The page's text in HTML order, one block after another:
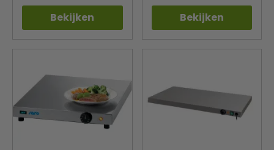
Bekijken Bekijken